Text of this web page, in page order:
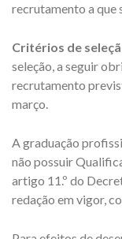
recrutamento a que
Critérios de
seleção, a seguir
recrutamento
março.
A graduação
não possuir
artigo 11.º do
redação em vigor,